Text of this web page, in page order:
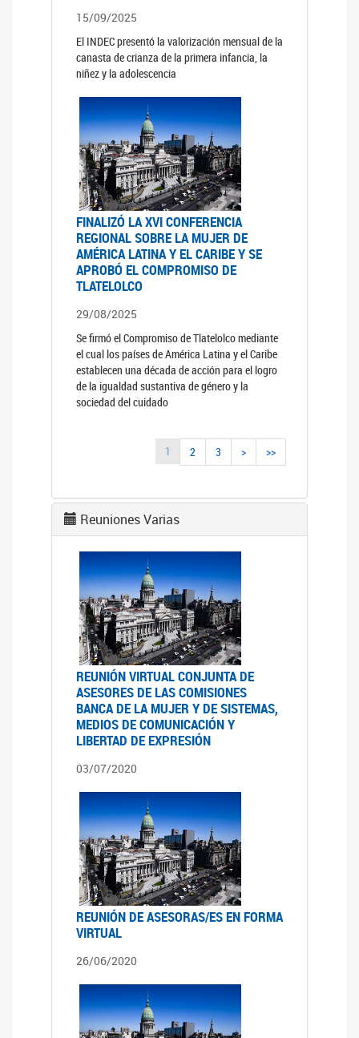
15/09/2025
El INDEC presentó la valorización mensual de la
canasta de crianza de la primera infancia, la
niñez y la adolescencia
FINALIZÓ LA XVI CONFERENCIA
REGIONAL SOBRE LA MUJER DE
AMÉRICA LATINA Y EL CARIBE Y SE
APROBÓ EL COMPROMISO DE
TLATELOLCO
29/08/2025
Se firmó el Compromiso de Tlatelolco mediante
el cual los países de América Latina y el Caribe
establecen una década de acción para el logro
de la igualdad sustantiva de género y la
sociedad del cuidado
1 2 3 > >>
Reuniones Varias
REUNIÓN VIRTUAL CONJUNTA DE
ASESORES DE LAS COMISIONES
BANCA DE LA MUJER Y DE SISTEMAS,
MEDIOS DE COMUNICACIÓN Y
LIBERTAD DE EXPRESIÓN
03/07/2020
REUNIÓN DE ASESORAS/ES EN FORMA
VIRTUAL
26/06/2020